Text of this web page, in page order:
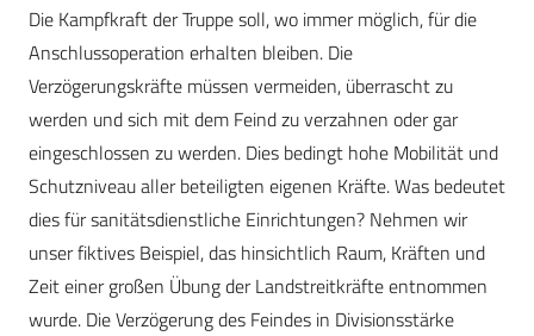
Die Kampfkraft der Truppe soll, wo immer möglich, für die
Anschlussoperation erhalten bleiben. Die
Verzögerungskräfte müssen vermeiden, überrascht zu
werden und sich mit dem Feind zu verzahnen oder gar
eingeschlossen zu werden. Dies bedingt hohe Mobilität und
Schutzniveau aller beteiligten eigenen Kräfte. Was bedeutet
dies für sanitätsdienstliche Einrichtungen? Nehmen wir
unser fiktives Beispiel, das hinsichtlich Raum, Kräften und
Zeit einer großen Übung der Landstreitkräfte entnommen
wurde. Die Verzögerung des Feindes in Divisionsstärke